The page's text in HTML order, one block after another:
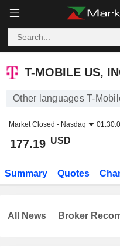
T-MOBILE US, INC.
T-MOBILE US,
Other languages T-
Market Closed - Nasdaq
177.19 USD
Summary Quotes
All News Broker